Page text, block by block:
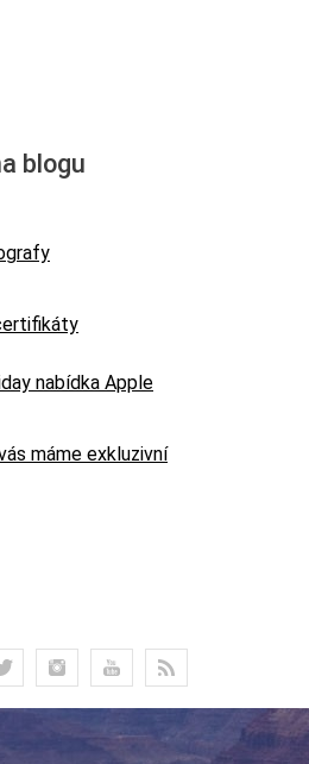
blogu
nabídka Apple
máme exkluzivní